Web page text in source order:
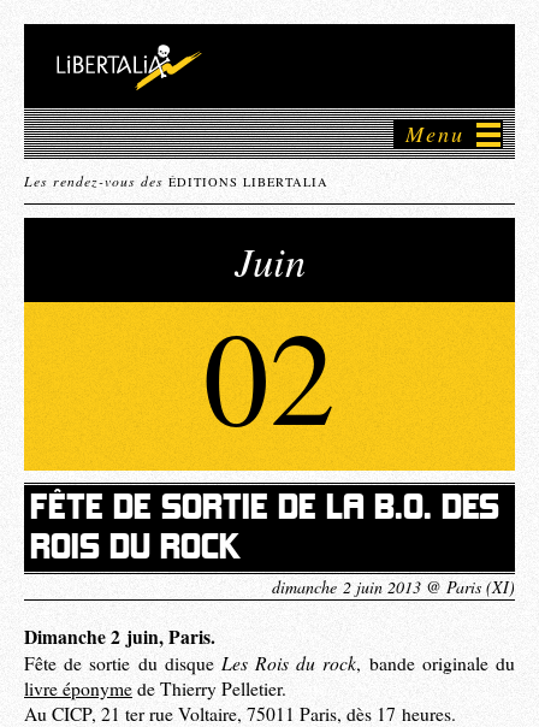
Menu
Les rendez-vous des ÉDITIONS LIBERTALIA
FÊTE DE SORTIE DE LA B.O. DES
ROIS DU ROCK
dimanche 2 juin 2013 @ Paris (XI)
02
Juin
Dimanche 2 juin, Paris.
Fête de sortie du disque Les Rois du rock, bande originale du
livre éponyme de Thierry Pelletier.
Au CICP, 21 ter rue Voltaire, 75011 Paris, dès 17 heures.